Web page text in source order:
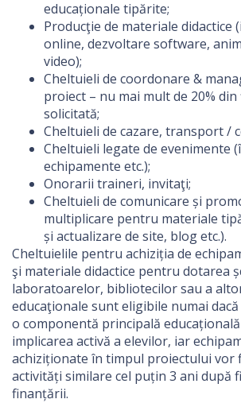
educaționale tipărite;
Producţie de materiale didactice
online, dezvoltare software,
video);
Cheltuieli de coordonare &
proiect – nu mai mult de 20%
solicitată;
Cheltuieli de cazare, transport /
Cheltuieli legate de evenimente
echipamente etc.);
Onorarii traineri, invitaţi;
Cheltuieli de comunicare și
multiplicare pentru materiale
și actualizare de site, blog etc.).
Cheltuielile pentru achiziția de
şi materiale didactice pentru dotarea
laboratoarelor, bibliotecilor sau a
educaţionale sunt eligibile numai
o componentă principală
implicarea activă a elevilor, iar
achiziționate în timpul proiectului vor
activități similare cel puțin 3 ani după
finanțării.